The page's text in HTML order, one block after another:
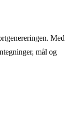
Med
mål og